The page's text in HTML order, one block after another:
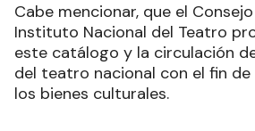
Cabe mencionar, que el
Instituto Nacional del Teatro
este catálogo y la circulación
del teatro nacional con el fin
los bienes culturales.